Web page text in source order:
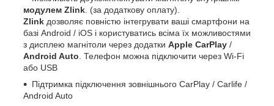
модулем Zlink . (за додаткову оплату).
Zlink дозволяє повністю інтегрувати ваші смартфони на
базі Android / iOS і користуватись всіма їх можливостями
з дисплею магнітоли через додатки Apple CarPlay /
Android Auto . Телефон можна підключити через Wi-Fi
або USB
Підтримка підключення зовнішнього CarPlay / Carlife /
Android Auto